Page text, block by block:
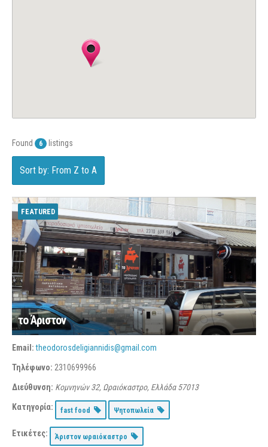
Found 6 listings
Sort by: From Z to A
FEATURED
το Άριστον
Email: theodorosdeligiannidis@gmail.com
Τηλέφωνο: 2310699966
Διεύθυνση: Κομνηνών 32, Ωραιόκαστρο, Ελλάδα 57013
Κατηγορία: fast food Ψητοπωλεία
Ετικέτες: Άριστον ωραιόκαστρο